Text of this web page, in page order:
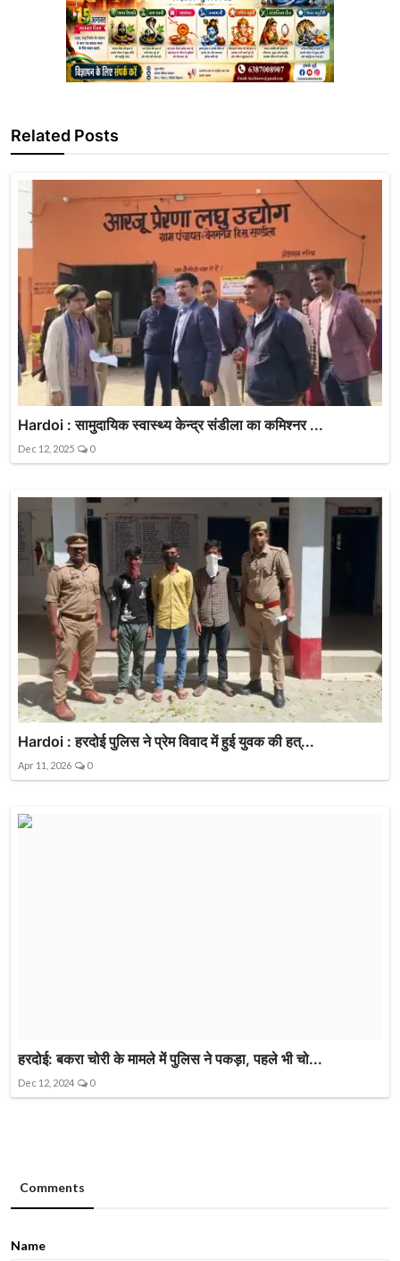
Related Posts
Hardoi : सामुदायिक स्वास्थ्य केन्द्र संडीला का कमिश्नर ...
Dec 12, 2025 0
Hardoi : हरदोई पुलिस ने प्रेम विवाद में हुई युवक की हत्...
Apr 11, 2026 0
हरदोई: बकरा चोरी के मामले में पुलिस ने पकड़ा, पहले भी चो...
Dec 12, 2024 0
Comments
Name